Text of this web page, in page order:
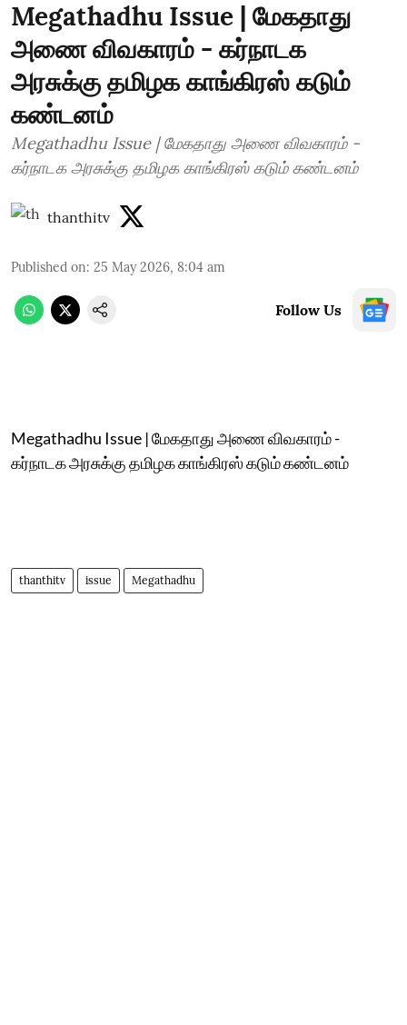
Megathadhu Issue | மேக‌தாது
அணை விவகாரம் - கர்நாடக
அரசுக்கு தமிழக காங்கிரஸ் கடும்
கண்டனம்
Megathadhu Issue | மேக‌தாது அணை விவகாரம் -
கர்நாடக அரசுக்கு தமிழக காங்கிரஸ் கடும் கண்டனம்
thanthitv
Published on: 25 May 2026, 8:04 am
Follow Us
Megathadhu Issue | மேக‌தாது அணை விவகாரம் -
கர்நாடக அரசுக்கு தமிழக காங்கிரஸ் கடும் கண்டனம்
thanthitv issue Megathadhu